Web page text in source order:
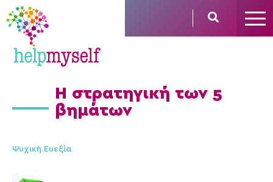
Η στρατηγική των 5
βημάτων
Ψυχική Ευεξία